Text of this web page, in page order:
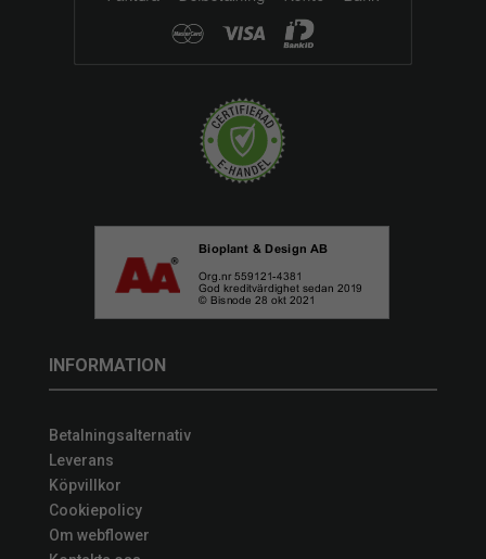
INFORMATION
Betalningsalternativ
Leverans
Köpvillkor
Cookiepolicy
Om webflower